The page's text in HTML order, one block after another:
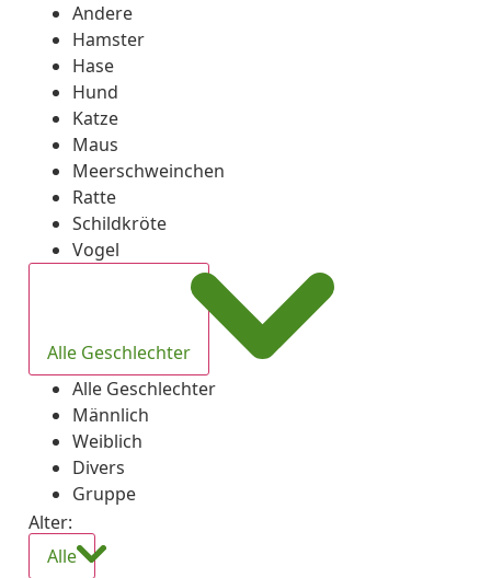
Andere
Hamster
Hase
Hund
Katze
Maus
Meerschweinchen
Ratte
Schildkröte
Vogel
Alle Geschlechter
Alle Geschlechter
Männlich
Weiblich
Divers
Gruppe
Alter:
Alle